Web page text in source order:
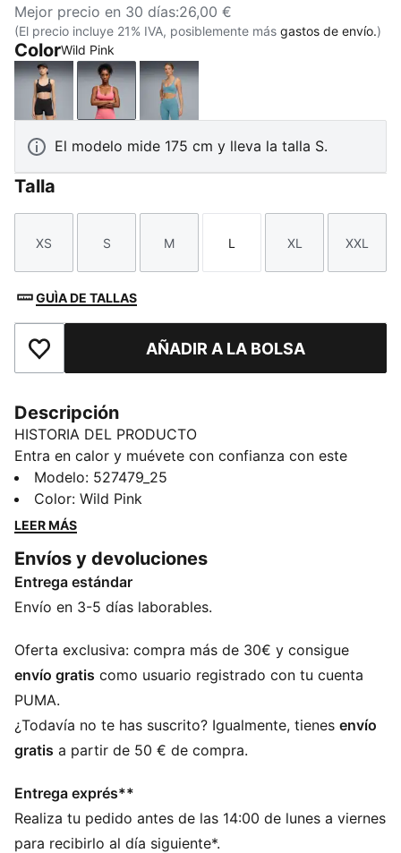
Mejor precio en 30 días:26,00 €
(El precio incluye 21% IVA, posiblemente más gastos de envío.)
ColorWild Pink
PUMA BlackWild PinkBaltic Sea Blue
El modelo mide 175 cm y lleva la talla S.
Talla
Talla
XS
Talla
S
Talla
M
Talla
L
Talla
XL
Talla
XXL
GUÌA DE TALLAS
Añade a favoritosAÑADIR A LA BOLSA
Descripción
HISTORIA DEL PRODUCTO
Entra en calor y muévete con confianza con este
sujetador para actividades de bajo impacto. Con
tecnología dryCELL que absorbe la humedad,
almohadillas extraíbles para un ajuste personalizado y
gimnasio o tu entrenamiento diario. Diseñado para el
movimiento, impulsado por ti.
CARACTERÍSTICAS + BENEFICIOS
para absorber la humedad del cuerpo y evitar el sudor
durante el ejercicio
Producto fabricado con al menos un 50 % de
DETALLES
Corte: ceñido
Sin mangas
Largo: normal
Almohadillas extraíbles
Modelo: 527479_25
Color: Wild Pink
LEER MÁS
Envíos y devoluciones
Entrega estándar
Envío en 3-5 días laborables.
Oferta exclusiva: compra más de 30€ y consigue
envío gratis como usuario registrado con tu cuenta
PUMA.
¿Todavía no te has suscrito? Igualmente, tienes envío
gratis a partir de 50 € de compra.
Entrega exprés**
Realiza tu pedido antes de las 14:00 de lunes a viernes
para recibirlo al día siguiente*.